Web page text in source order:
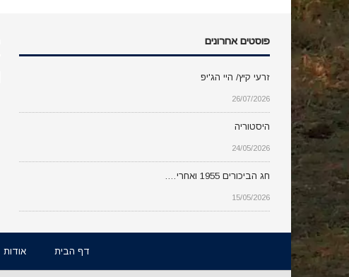
פוסטים אחרונים
זרעי קיץ/ היי הג'יפ
26/07/2026
היסטוריה
24/05/2026
חג הביכורים 1955 ואחרי….
15/05/2026
דף הבית אודות